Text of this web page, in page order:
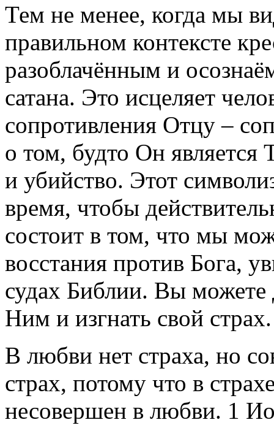
Тем не менее, когда мы
правильном контексте
разоблачённым и
сатана. Это исцеляет
сопротивления Отцу –
о том, будто Он является
и убийство. Этот
время, чтобы
состоит в том, что мы
восстания против Бога,
судах Библии. Вы можете
Ним и изгнать свой страх.
В любви нет страха, но
страх, потому что в
несовершен в любви. 1